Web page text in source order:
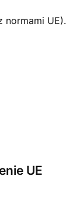
normami UE).
UE